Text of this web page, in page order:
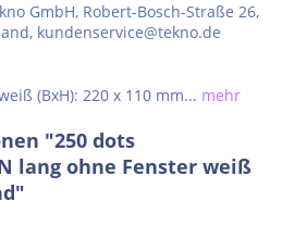
GmbH, Robert-Bosch-Straße 26,
kundenservice@tekno.de
(BxH): 220 x 110 mm... mehr
"250 dots
lang ohne Fenster weiß